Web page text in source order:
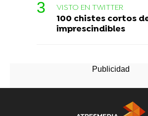
VISTO EN TWITTER
100 chistes cortos
imprescindibles